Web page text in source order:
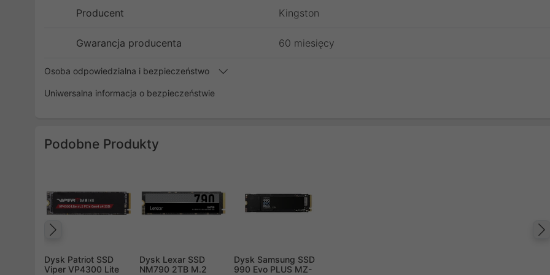
Producent Kingston
Gwarancja producenta 60 miesięcy
Osoba odpowiedzialna i bezpieczeństwo
Uniwersalna informacja o bezpieczeństwie
Podobne Produkty
Dysk Patriot SSD
Viper VP4300 Lite
Dysk Lexar SSD
NM790 2TB M.2
Dysk Samsung SSD
990 Evo PLUS MZ-